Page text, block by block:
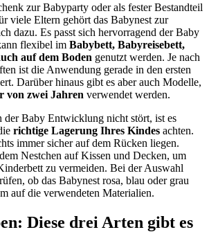
zur Babyparty oder als fester Bestandteil
viele Eltern gehört das Babynest zur
dazu. Es passt sich hervorragend der Baby
flexibel im Babybett, Babyreisebett,
auf dem Boden genutzt werden. Je nach
ist die Anwendung gerade in den ersten
Darüber hinaus gibt es aber auch Modelle,
von zwei Jahren verwendet werden.
der Baby Entwicklung nicht stört, ist es
richtige Lagerung Ihres Kindes achten.
immer sicher auf dem Rücken liegen.
Nestchen auf Kissen und Decken, um
zu vermeiden. Bei der Auswahl
ob das Babynest rosa, blau oder grau
auf die verwendeten Materialien.
Diese drei Arten gibt es